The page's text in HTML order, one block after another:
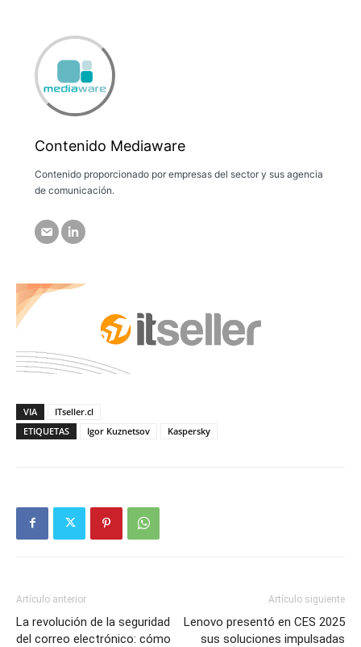
Contenido Mediaware
Contenido proporcionado por empresas del sector y sus agencia
de comunicación.
VIA
ITseller.cl
ETIQUETAS
Igor Kuznetsov Kaspersky
Artículo anterior
La revolución de la seguridad
del correo electrónico: cómo
Artículo siguiente
Lenovo presentó en CES 2025
sus soluciones impulsadas